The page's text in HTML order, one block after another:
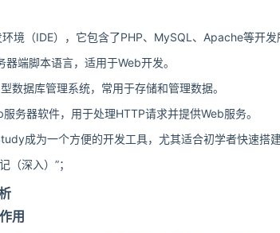
境（IDE），它包含了PHP、MySQL、Apache等开
器端脚本语言，适用于Web开发。
数据库管理系统，常用于存储和管理数据。
务器软件，用于处理HTTP请求并提供Web服务。
成为一个方便的开发工具，尤其适合初学者快速搭建
（深入）”；
用